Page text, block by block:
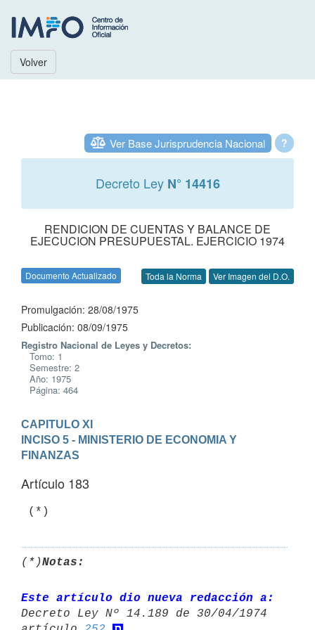
Volver
?
Ver Base Jurisprudencia Nacional
Decreto Ley N° 14416
RENDICION DE CUENTAS Y BALANCE DE
EJECUCION PRESUPUESTAL. EJERCICIO 1974
Documento Actualizado Toda la Norma Ver Imagen del D.O.
Promulgación: 28/08/1975
Publicación: 08/09/1975
Registro Nacional de Leyes y Decretos:
Tomo: 1
Semestre: 2
Año: 1975
Página: 464
CAPITULO XI
INCISO 5 - MINISTERIO DE ECONOMIA Y
FINANZAS
Artículo 183
(*)
(*)Notas:
Este artículo dio nueva redacción a:
Decreto Ley Nº 14.189 de 30/04/1974